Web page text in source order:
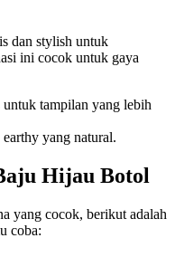
dan stylish untuk
ini cocok untuk gaya
untuk tampilan yang lebih
yang natural.
Hijau Botol
yang cocok, berikut adalah
coba: